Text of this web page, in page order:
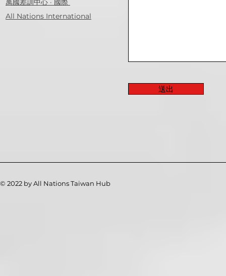
萬國差訓中心 · 國際
All Nations International
送出
© 2022 by All Nations Taiwan Hub